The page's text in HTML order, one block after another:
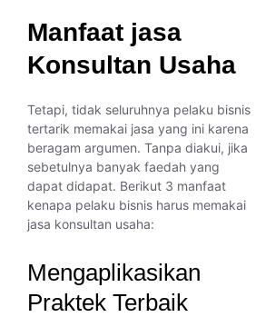
Manfaat jasa
Konsultan Usaha
Tetapi, tidak seluruhnya pelaku bisnis
tertarik memakai jasa yang ini karena
beragam argumen. Tanpa diakui, jika
sebetulnya banyak faedah yang
dapat didapat. Berikut 3 manfaat
kenapa pelaku bisnis harus memakai
jasa konsultan usaha:
Mengaplikasikan
Praktek Terbaik